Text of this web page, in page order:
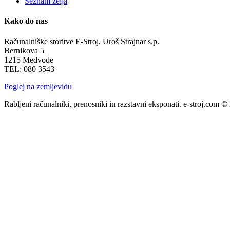
Kako do nas
Računalniške storitve E-Stroj, Uroš Strajnar s.p.
Bernikova 5
1215 Medvode
TEL: 080 3543
Poglej na zemljevidu
Rabljeni računalniki, prenosniki in razstavni eksponati. e-stroj.com ©